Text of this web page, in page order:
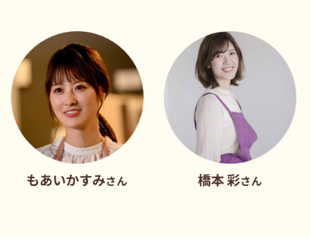
いかすみさん さん